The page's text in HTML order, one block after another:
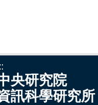
央研究院
訊科學研究所